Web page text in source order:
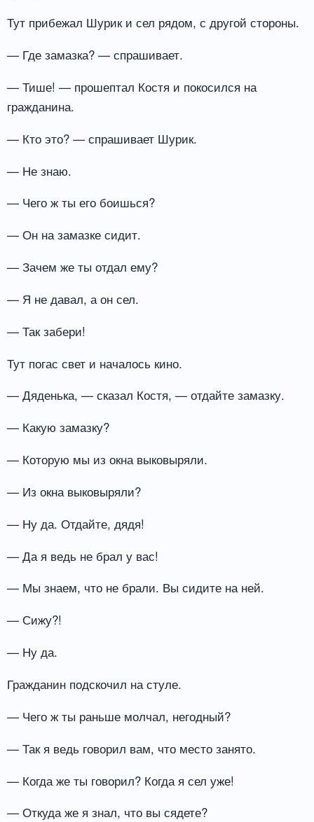
Тут прибежал Шурик и сел рядом, с другой стороны.
— Где замазка? — спрашивает.
— Тише! — прошептал Костя и покосился на
гражданина.
— Кто это? — спрашивает Шурик.
— Не знаю.
— Чего ж ты его боишься?
— Он на замазке сидит.
— Зачем же ты отдал ему?
— Я не давал, а он сел.
— Так забери!
Тут погас свет и началось кино.
— Дяденька, — сказал Костя, — отдайте замазку.
— Какую замазку?
— Которую мы из окна выковыряли.
— Из окна выковыряли?
— Ну да. Отдайте, дядя!
— Да я ведь не брал у вас!
— Мы знаем, что не брали. Вы сидите на ней.
— Сижу?!
— Ну да.
Гражданин подскочил на стуле.
— Чего ж ты раньше молчал, негодный?
— Так я ведь говорил вам, что место занято.
— Когда же ты говорил? Когда я сел уже!
— Откуда же я знал, что вы сядете?